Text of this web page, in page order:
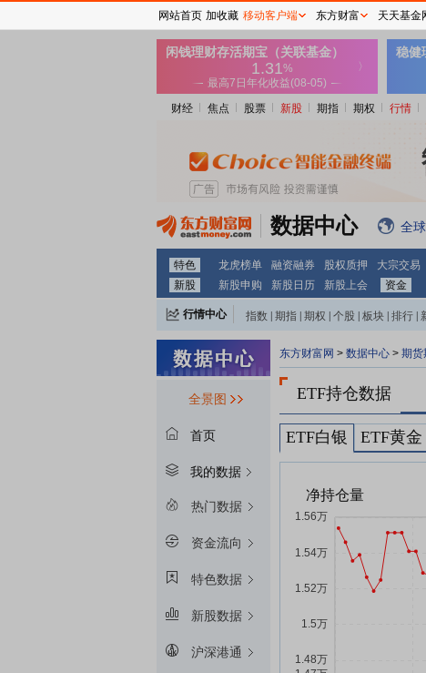
财经 焦点 股票 新股 期指 期权 行情
数据中心 全
特色 龙虎榜单 融资融券 股权质押 大宗交易
新股
新股申购 新股日历 新股上会 资金
行情中心 指数 期指 期权 个股 板块 排行
全景图
首页
我的数据
热门数据
资金流向
特色数据
新股数据
沪深港通
东方财富网 > 数据中心 > 期货
ETF持仓数据
ETF白银 ETF黄金
网站首页 加收藏 移动客户端 东方财富 天天基金